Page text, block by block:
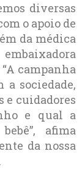
diversas
o apoio de
da médica
campanha
a sociedade,
e cuidadores
e qual a
afima
da nossa